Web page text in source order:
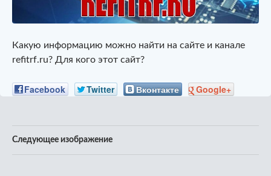
Какую информацию можно найти на сайте и канале
refitrf.ru? Для кого этот сайт?
Facebook Twitter Вконтакте Google+
Следующее изображение